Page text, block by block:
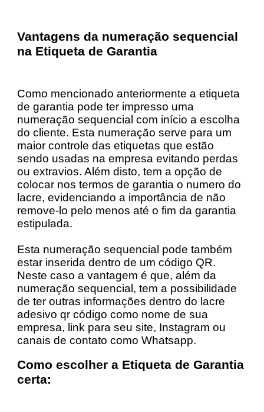
Vantagens da numeração sequencial
na Etiqueta de Garantia
Como mencionado anteriormente a etiqueta
de garantia pode ter impresso uma
numeração sequencial com início a escolha
do cliente. Esta numeração serve para um
maior controle das etiquetas que estão
sendo usadas na empresa evitando perdas
ou extravios. Além disto, tem a opção de
colocar nos termos de garantia o numero do
lacre, evidenciando a importância de não
remove-lo pelo menos até o fim da garantia
estipulada.
Esta numeração sequencial pode também
estar inserida dentro de um código QR.
Neste caso a vantagem é que, além da
numeração sequencial, tem a possibilidade
de ter outras informações dentro do lacre
adesivo qr código como nome de sua
empresa, link para seu site, Instagram ou
canais de contato como Whatsapp.
Como escolher a Etiqueta de Garantia
certa: